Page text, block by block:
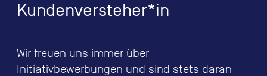
Kundenversteher*in
Wir freuen uns immer über
Initiativbewerbungen und sind stets daran